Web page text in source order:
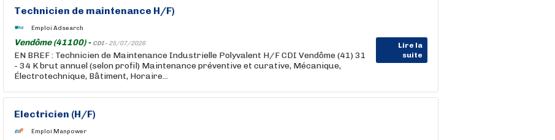
Technicien de maintenance H/F)
Emploi Adsearch
Vendôme (41100) - CDI - 25/07/2026
Lire la
suite
EN BREF : Technicien de Maintenance Industrielle Polyvalent H/F CDI Vendôme (41) 31
- 34 K brut annuel (selon profil) Maintenance préventive et curative, Mécanique,
Électrotechnique, Bâtiment, Horaire...
Electricien (H/F)
Emploi Manpower